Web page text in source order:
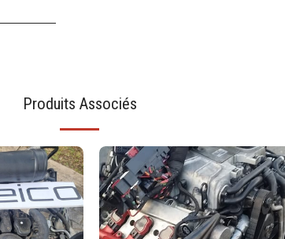
Produits Associés